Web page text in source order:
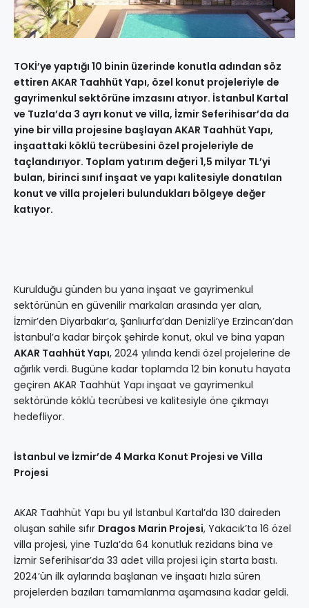
TOKİ’ye yaptığı 10 binin üzerinde konutla adından söz
ettiren AKAR Taahhüt Yapı, özel konut projeleriyle de
gayrimenkul sektörüne imzasını atıyor. İstanbul Kartal
ve Tuzla’da 3 ayrı konut ve villa, İzmir Seferihisar’da da
yine bir villa projesine başlayan AKAR Taahhüt Yapı,
inşaattaki köklü tecrübesini özel projeleriyle de
taçlandırıyor. Toplam yatırım değeri 1,5 milyar TL’yi
bulan, birinci sınıf inşaat ve yapı kalitesiyle donatılan
konut ve villa projeleri bulundukları bölgeye değer
katıyor.
Kurulduğu günden bu yana inşaat ve gayrimenkul
sektörünün en güvenilir markaları arasında yer alan,
İzmir’den Diyarbakır’a, Şanlıurfa’dan Denizli’ye Erzincan’dan
İstanbul’a kadar birçok şehirde konut, okul ve bina yapan
AKAR Taahhüt Yapı, 2024 yılında kendi özel projelerine de
ağırlık verdi. Bugüne kadar toplamda 12 bin konutu hayata
geçiren AKAR Taahhüt Yapı inşaat ve gayrimenkul
sektöründe köklü tecrübesi ve kalitesiyle öne çıkmayı
hedefliyor.
İstanbul ve İzmir’de 4 Marka Konut Projesi ve Villa
Projesi
AKAR Taahhüt Yapı bu yıl İstanbul Kartal’da 130 daireden
oluşan sahile sıfır Dragos Marin Projesi, Yakacık’ta 16 özel
villa projesi, yine Tuzla’da 64 konutluk rezidans bina ve
İzmir Seferihisar’da 33 adet villa projesi için starta bastı.
2024’ün ilk aylarında başlanan ve inşaatı hızla süren
projelerden bazıları tamamlanma aşamasına kadar geldi.